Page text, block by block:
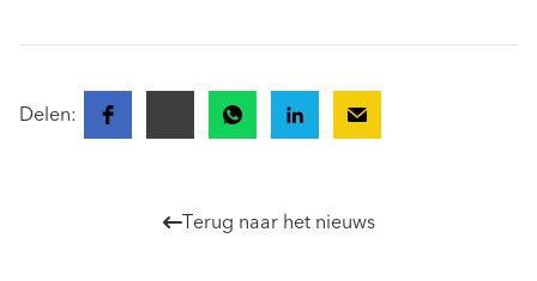
Delen:
Terug naar het nieuws